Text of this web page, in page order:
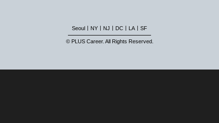
Seoul | NY | NJ | DC | LA | SF
© PLUS Career. All Rights Reserved.